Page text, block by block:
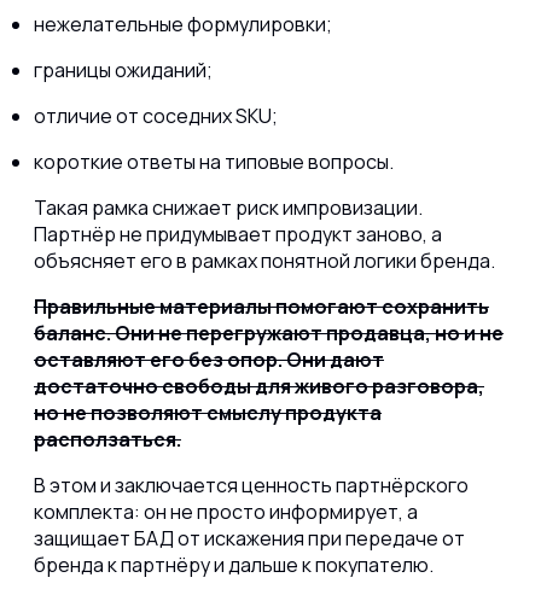
нежелательные формулировки;
границы ожиданий;
отличие от соседних SKU;
короткие ответы на типовые вопросы.
Такая рамка снижает риск импровизации.
Партнёр не придумывает продукт заново, а
объясняет его в рамках понятной логики бренда.
Правильные материалы помогают сохранить
баланс. Они не перегружают продавца, но и не
оставляют его без опор. Они дают
достаточно свободы для живого разговора,
но не позволяют смыслу продукта
расползаться.
В этом и заключается ценность партнёрского
комплекта: он не просто информирует, а
защищает БАД от искажения при передаче от
бренда к партнёру и дальше к покупателю.